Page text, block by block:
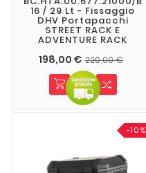
16 / 29 Lt - Fissaggio
DHV Portapacchi
STREET RACK E
ADVENTURE RACK
198,00 € 220,00 €
-10%